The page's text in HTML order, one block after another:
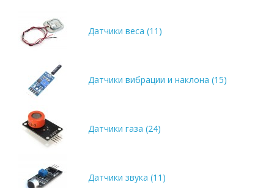
Датчики веса (11)
Датчики вибрации и наклона (15)
Датчики газа (24)
Датчики звука (11)